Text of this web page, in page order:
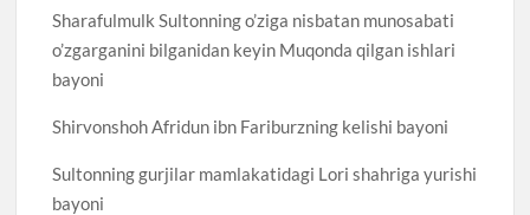
Sharafulmulk Sultonning o’ziga nisbatan munosabati
o’zgarganini bilganidan keyin Muqonda qilgan ishlari
bayoni
Shirvonshoh Afridun ibn Fariburzning kelishi bayoni
Sultonning gurjilar mamlakatidagi Lori shahriga yurishi
bayoni